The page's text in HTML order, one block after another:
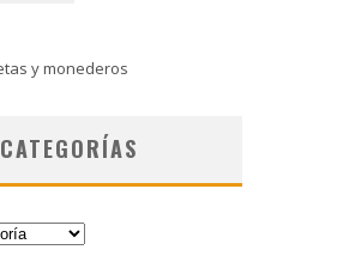
CATEGORÍAS